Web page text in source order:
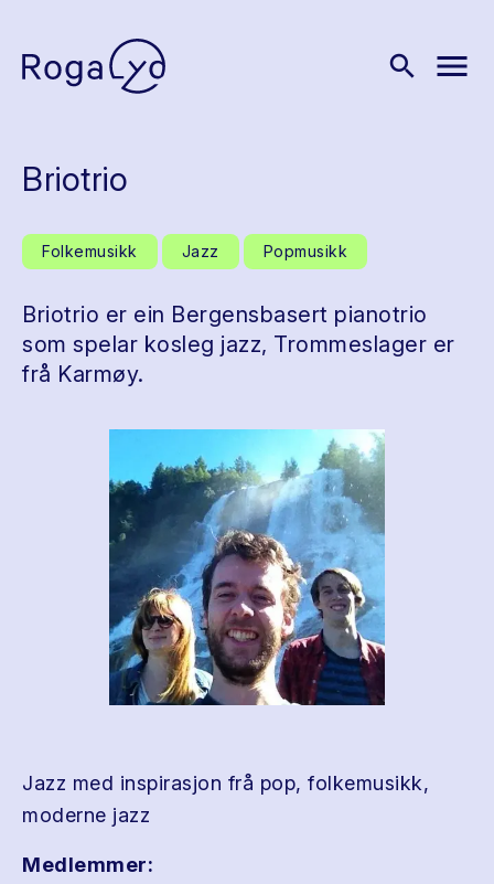
search menu
Briotrio
Folkemusikk Jazz Popmusikk
Briotrio er ein Bergensbasert pianotrio
som spelar kosleg jazz, Trommeslager er
frå Karmøy.
Jazz med inspirasjon frå pop, folkemusikk,
moderne jazz
Medlemmer: